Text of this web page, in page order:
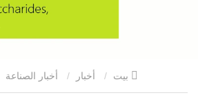
أخبار أخبار الصناعة